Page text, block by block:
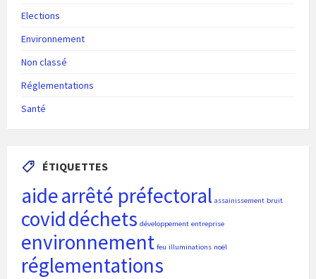
Elections
Environnement
Non classé
Réglementations
Santé
ÉTIQUETTES
aidearrêté préfectoral assainissement bruit
coviddéchets développement entreprise
environnement feu illuminations noël
réglementations